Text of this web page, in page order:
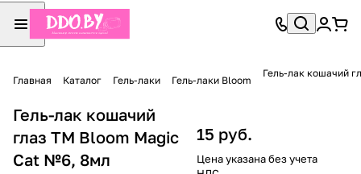
Главная Каталог Гель-лаки Гель-лаки Bloom
Гель-лак кошачий
Гель-лак кошачий
глаз TM Bloom Magic
Cat №6, 8мл
15 руб.
Цена указана без учета